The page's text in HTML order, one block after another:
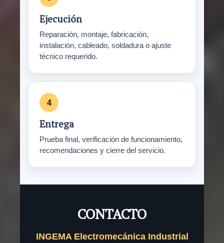
Ejecución
Reparación, montaje, fabricación,
instalación, cableado, soldadura o ajuste
técnico requerido.
Entrega
Prueba final, verificación de funcionamiento,
recomendaciones y cierre del servicio.
CONTACTO
INGEMA Electromecánica Industrial